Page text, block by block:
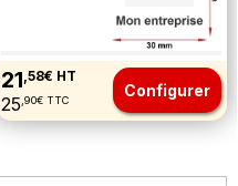
21,58€ HT
25 ,90€ TTC Configurer